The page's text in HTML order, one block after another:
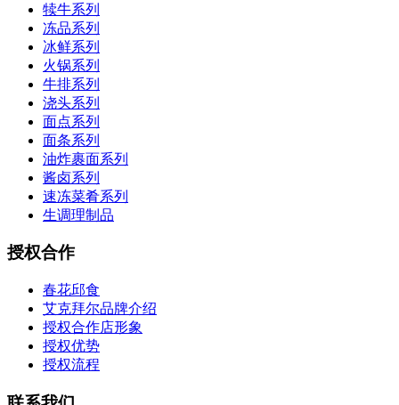
犊牛系列
冻品系列
冰鲜系列
火锅系列
牛排系列
浇头系列
面点系列
面条系列
油炸裹面系列
酱卤系列
速冻菜肴系列
生调理制品
授权合作
春花邱食
艾克拜尔品牌介绍
授权合作店形象
授权优势
授权流程